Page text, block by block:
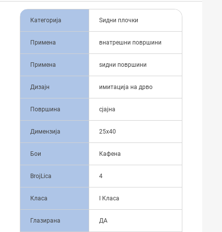
Категорија Ѕидни плочки
Примена внатрешни површини
Примена ѕидни површини
Дизајн имитација на дрво
Површина сјајна
Димензија 25x40
Бои Кафена
BrojLica 4
Класа I Класа
Глазирана ДА